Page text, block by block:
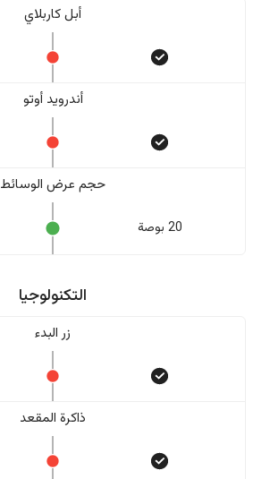
أبل كاربلاي
أندرويد أوتو
حجم عرض الوسائط
20 بوصة
التكنولوجيا
زر البدء
ذاكرة المقعد